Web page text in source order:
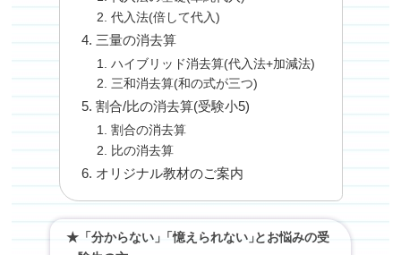
代入法(倍して代入)
三量の消去算
ハイブリッド消去算(代入法+加減法)
三和消去算(和の式が三つ)
割合/比の消去算(受験小5)
割合の消去算
比の消去算
オリジナル教材のご案内
★「分からない」「憶えられない」とお悩みの受